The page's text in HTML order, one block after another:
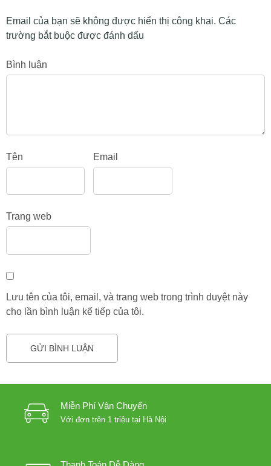
Email của bạn sẽ không được hiển thị công khai. Các
trường bắt buộc được đánh dấu
Bình luận
Tên Email
Trang web
Lưu tên của tôi, email, và trang web trong trình duyệt này
cho lần bình luận kế tiếp của tôi.
Miễn Phí Vận Chuyển
Với đơn trên 1 triệu tại Hà Nội